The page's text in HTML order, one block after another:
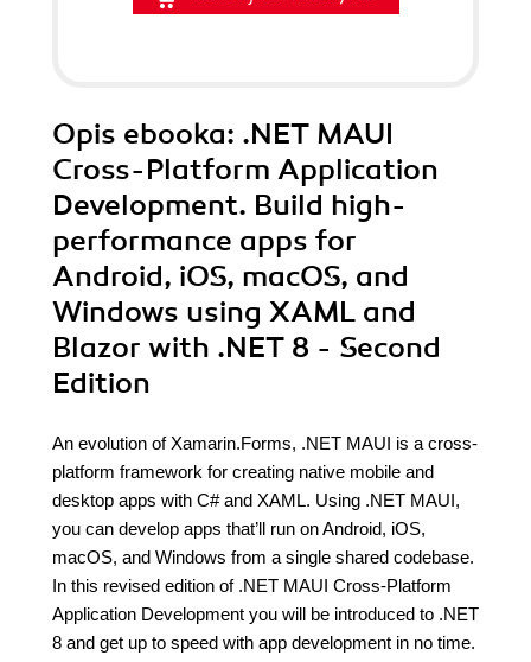
Opis ebooka: .NET MAUI
Cross-Platform Application
Development. Build high-
performance apps for
Android, iOS, macOS, and
Windows using XAML and
Blazor with .NET 8 - Second
Edition
An evolution of Xamarin.Forms, .NET MAUI is a cross-
platform framework for creating native mobile and
desktop apps with C# and XAML. Using .NET MAUI,
you can develop apps that’ll run on Android, iOS,
macOS, and Windows from a single shared codebase.
In this revised edition of .NET MAUI Cross-Platform
Application Development you will be introduced to .NET
8 and get up to speed with app development in no time.